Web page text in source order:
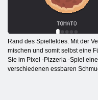
Rand des Spielfeldes. Mit der
mischen und somit selbst eine
Sie im Pixel -Pizzeria -Spiel
verschiedenen essbaren